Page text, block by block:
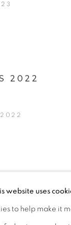
2022
2022
MANAGE COOKIES
CÉCILE
website uses
to help make it